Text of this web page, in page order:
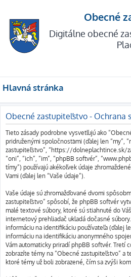
Obecné
Digitálne obecné
Hlavná stránka
Obecné zastupiteľstvo - Ochrana
Tieto zásady podrobne vysvetľujú ako
pridruženými spoločnosťami (ďalej len “my”,
zastupiteľstvo”, “https://dolneplachtince.sk/
“oni”, “ich”, “im”, “phpBB softvér”,
tímy”) používajú akékoľvek údaje
Vami (ďalej len “Vaše údaje”).
Vaše údaje sú zhromažďované dvomi
zastupiteľstvo” spôsobí, že phpBB softvér
malé textové súbory, ktoré sú stiahnuté do
internetový prehliadač ukladá dočasné
informáciu na identifikáciu používateľa (ďalej
informáciu na identifikáciu anonymného
Vám automaticky priradí phpBB softvér. Tretí
zobrazíte témy na “Obecné zastupiteľstvo” a
ktoré témy už boli zobrazené, čím sa zvýši